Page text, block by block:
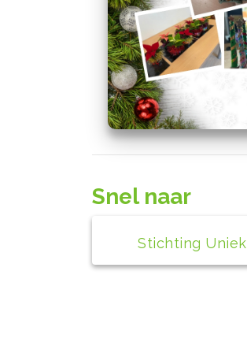
Snel naar
Stichting Uniek